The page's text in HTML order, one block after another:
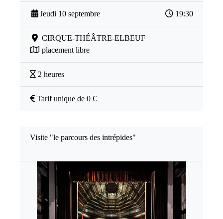
Jeudi 10 septembre 19:30
CIRQUE-THÉÂTRE-ELBEUF
placement libre
2 heures
Tarif unique de 0 €
Visite "le parcours des intrépides"